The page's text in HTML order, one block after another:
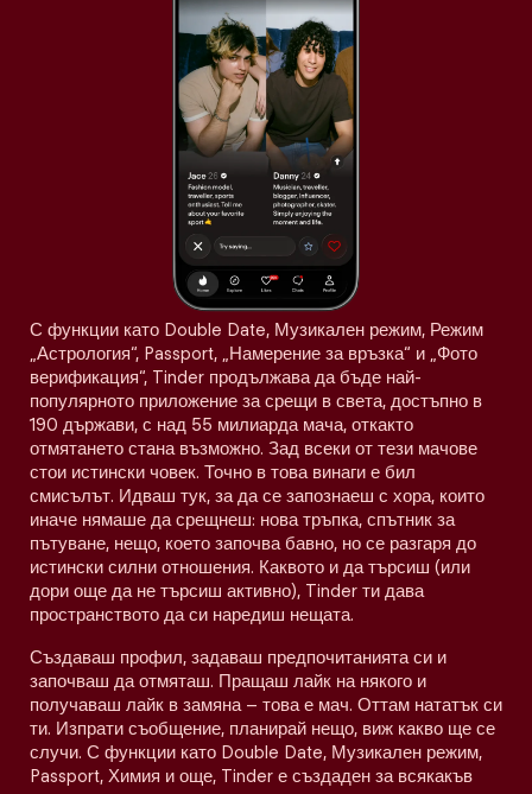
С функции като Double Date, Музикален режим, Режим
„Астрология“, Passport, „Намерение за връзка“ и „Фото
верификация“, Tinder продължава да бъде най-
популярното приложение за срещи в света, достъпно в
190 държави, с над 55 милиарда мача, откакто
отмятането стана възможно. Зад всеки от тези мачове
стои истински човек. Точно в това винаги е бил
смисълът. Идваш тук, за да се запознаеш с хора, които
иначе нямаше да срещнеш: нова тръпка, спътник за
пътуване, нещо, което започва бавно, но се разгаря до
истински силни отношения. Каквото и да търсиш (или
дори още да не търсиш активно), Tinder ти дава
пространството да си наредиш нещата.
Създаваш профил, задаваш предпочитанията си и
започваш да отмяташ. Пращаш лайк на някого и
получаваш лайк в замяна – това е мач. Оттам нататък си
ти. Изпрати съобщение, планирай нещо, виж какво ще се
случи. С функции като Double Date, Музикален режим,
Passport, Химия и още, Tinder е създаден за всякакъв